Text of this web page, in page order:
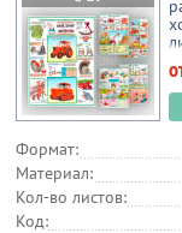
Формат:
Материал:
Кол-во листов:
Код: